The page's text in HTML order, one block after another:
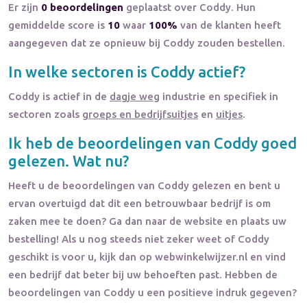
Er zijn 0 beoordelingen geplaatst over Coddy. Hun
gemiddelde score is 10 waar 100% van de klanten heeft
aangegeven dat ze opnieuw bij Coddy zouden bestellen.
In welke sectoren is Coddy actief?
Coddy is actief in de dagje weg industrie en specifiek in
sectoren zoals groeps en bedrijfsuitjes en uitjes.
Ik heb de beoordelingen van Coddy goed
gelezen. Wat nu?
Heeft u de beoordelingen van Coddy gelezen en bent u
ervan overtuigd dat dit een betrouwbaar bedrijf is om
zaken mee te doen? Ga dan naar de website en plaats uw
bestelling! Als u nog steeds niet zeker weet of Coddy
geschikt is voor u, kijk dan op webwinkelwijzer.nl en vind
een bedrijf dat beter bij uw behoeften past. Hebben de
beoordelingen van Coddy u een positieve indruk gegeven?